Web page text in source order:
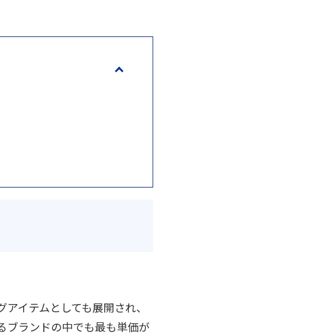
イテムとしても展開され、
ブランドの中でも最も単価が